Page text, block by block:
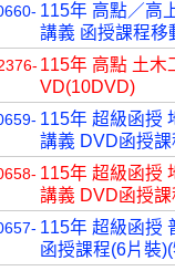
115年 高點／高
講義 函授課程移
115年 高點 土木
VD(10DVD)
115年 超級函授
講義 DVD函授
115年 超級函授
講義 DVD函授
115年 超級函授
函授課程(6片裝